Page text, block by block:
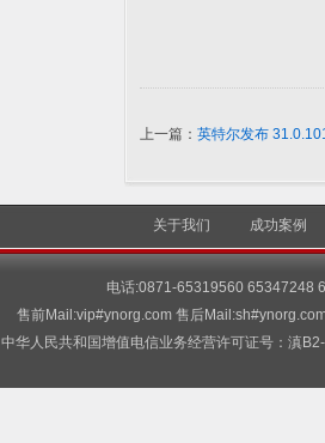
上一篇： 英特尔发布
关于我们 成功案例
电话:0871-65319560 65347248
售前Mail:vip#ynorg.com 售后
中华人民共和国增值电信业务经营许可证号：滇